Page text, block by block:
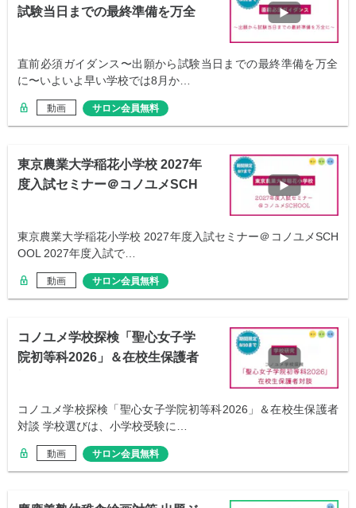
試験当日までの最終準備を万全
直前必須ガイダンス〜出願から試験当日までの最終準備を万全
に〜いよいよ早い学校では8月か…
動画 サロン会員無料
東京農業大学稲花小学校 2027年
度入試セミナー＠コノユメSCH
東京農業大学稲花小学校 2027年度入試セミナー＠コノユメSCH
OOL 2027年度入試で…
動画 サロン会員無料
コノユメ学校探検「聖心女子学
院初等科2026」＆在校生保護者
コノユメ学校探検「聖心女子学院初等科2026」＆在校生保護者
対談 学校選びは、小学校受験に…
動画 サロン会員無料